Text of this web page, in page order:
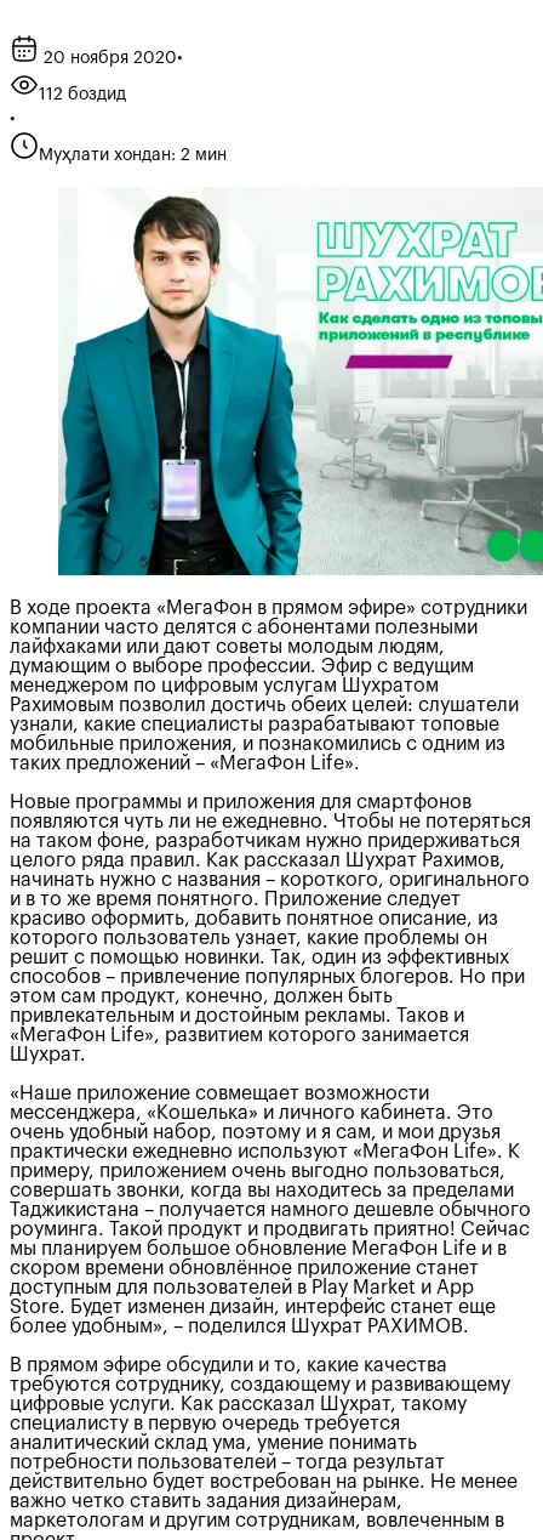
20 ноября 2020•
112 боздид
•
Муҳлати хондан: 2 мин
В ходе проекта «МегаФон в прямом эфире» сотрудники
компании часто делятся с абонентами полезными
лайфхаками или дают советы молодым людям,
думающим о выборе профессии. Эфир с ведущим
менеджером по цифровым услугам Шухратом
Рахимовым позволил достичь обеих целей: слушатели
узнали, какие специалисты разрабатывают топовые
мобильные приложения, и познакомились с одним из
таких предложений – «МегаФон Life».
Новые программы и приложения для смартфонов
появляются чуть ли не ежедневно. Чтобы не потеряться
на таком фоне, разработчикам нужно придерживаться
целого ряда правил. Как рассказал Шухрат Рахимов,
начинать нужно с названия – короткого, оригинального
и в то же время понятного. Приложение следует
красиво оформить, добавить понятное описание, из
которого пользователь узнает, какие проблемы он
решит с помощью новинки. Так, один из эффективных
способов – привлечение популярных блогеров. Но при
этом сам продукт, конечно, должен быть
привлекательным и достойным рекламы. Таков и
«МегаФон Life», развитием которого занимается
Шухрат.
«Наше приложение совмещает возможности
мессенджера, «Кошелька» и личного кабинета. Это
очень удобный набор, поэтому и я сам, и мои друзья
практически ежедневно используют «МегаФон Life». К
примеру, приложением очень выгодно пользоваться,
совершать звонки, когда вы находитесь за пределами
Таджикистана – получается намного дешевле обычного
роуминга. Такой продукт и продвигать приятно! Сейчас
мы планируем большое обновление МегаФон Life и в
скором времени обновлённое приложение станет
доступным для пользователей в Play Market и App
Store. Будет изменен дизайн, интерфейс станет еще
более удобным», – поделился Шухрат РАХИМОВ.
В прямом эфире обсудили и то, какие качества
требуются сотруднику, создающему и развивающему
цифровые услуги. Как рассказал Шухрат, такому
специалисту в первую очередь требуется
аналитический склад ума, умение понимать
потребности пользователей – тогда результат
действительно будет востребован на рынке. Не менее
важно четко ставить задания дизайнерам,
маркетологам и другим сотрудникам, вовлеченным в